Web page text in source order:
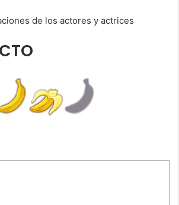
de los actores y actrices